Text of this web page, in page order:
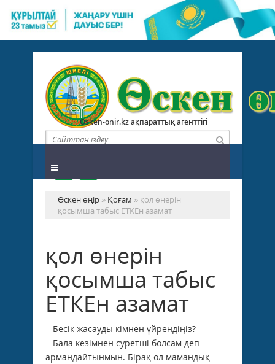
Osken-onir.kz ақпараттық агенттігі
Өскен өңір » Қоғам » қол өнерін
қосымша табыс ЕТКЕн азамат
қол өнерін
қосымша табыс
ЕТКЕн азамат
– Бесік жасауды кімнен үйрендіңіз?
– Бала кезімнен суретші болсам деп
армандайтынмын. Бірақ ол мамандық